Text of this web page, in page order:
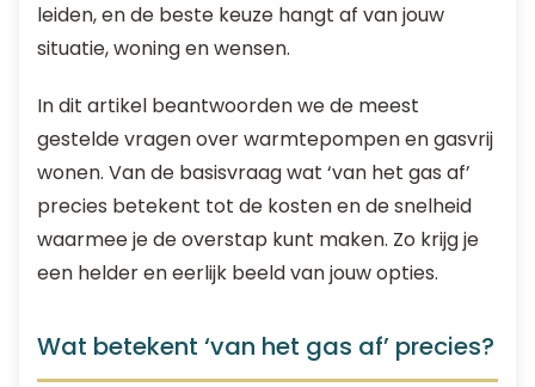
leiden, en de beste keuze hangt af van jouw
situatie, woning en wensen.
In dit artikel beantwoorden we de meest
gestelde vragen over warmtepompen en gasvrij
wonen. Van de basisvraag wat ‘van het gas af’
precies betekent tot de kosten en de snelheid
waarmee je de overstap kunt maken. Zo krijg je
een helder en eerlijk beeld van jouw opties.
Wat betekent ‘van het gas af’ precies?